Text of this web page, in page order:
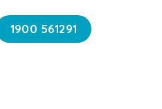
1900 561291